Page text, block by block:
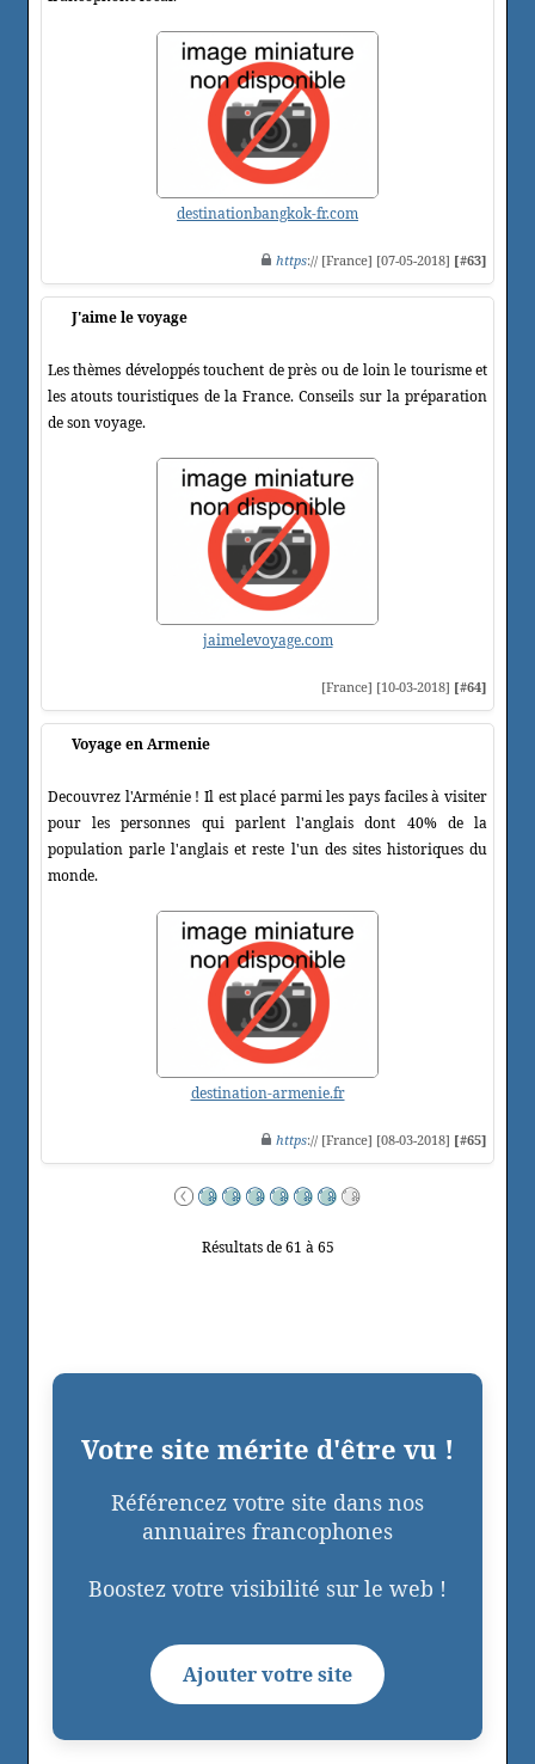
destinationbangkok-fr.com
https:// [France] [07-05-2018] [#63]
J'aime le voyage
Les thèmes développés touchent de près ou de loin le tourisme et
les atouts touristiques de la France. Conseils sur la préparation
de son voyage.
jaimelevoyage.com
[France] [10-03-2018] [#64]
Voyage en Armenie
Decouvrez l'Arménie ! Il est placé parmi les pays faciles à visiter
pour les personnes qui parlent l'anglais dont 40% de la
population parle l'anglais et reste l'un des sites historiques du
monde.
destination-armenie.fr
https:// [France] [08-03-2018] [#65]
Résultats de 61 à 65
Votre site mérite d'être vu !
Référencez votre site dans nos
annuaires francophones
Boostez votre visibilité sur le web !
Ajouter votre site